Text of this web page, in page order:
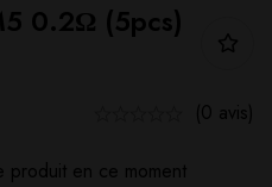
0.2Ω (5pcs)
(0 avis)
produit en ce moment